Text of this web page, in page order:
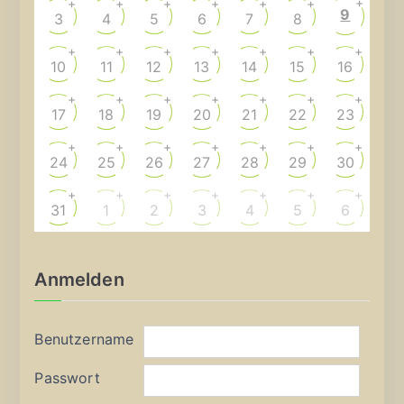
3
+
4
+
5
+
6
+
7
+
8
+
9
10
+
11
+
12
+
13
+
14
+
15
+
16
+
17
+
18
+
19
+
20
+
21
+
22
+
23
+
24
+
25
+
26
+
27
+
28
+
29
+
30
+
31
+
1
+
2
+
3
+
4
+
5
+
6
+
Anmelden
Benutzername
Passwort